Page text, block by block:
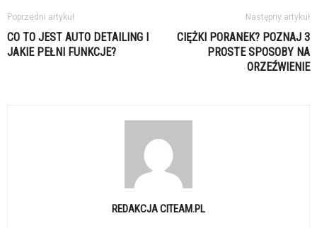
Poprzedni artykuł
CO TO JEST AUTO DETAILING I
JAKIE PEŁNI FUNKCJE?
Następny artykuł
CIĘŻKI PORANEK? POZNAJ 3
PROSTE SPOSOBY NA
ORZEŹWIENIE
REDAKCJA CITEAM.PL